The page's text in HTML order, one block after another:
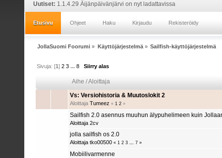
Uutiset: 1.1.4.29 Äijänpäivänjärvi on nyt ladattavissa
Etusivu Ohjeet Haku Kirjaudu Rekisteröidy
JollaSuomi Foorumi » Käyttöjärjestelmä» Sailfish-käyttöjärjestelmä
Sivuja: [1]2 3 ...8 Siirry alas
Aihe /Aloittaja
Vs: Versiohistoria & Muutoslokit 2
Aloittaja Tumeez « 1 2 »
Sailfish 2.0 asennus muuhun älypuhelimeen kuin
Aloittaja 2cv
jolla sailfish os 2.0
Aloittaja tko00500 « 1 2 3 7 »
Mobiilivarmenne